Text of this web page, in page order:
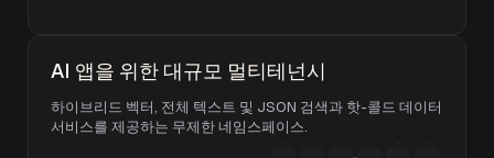
AI 앱을 위한 대규모 멀티테넌시
하이브리드 벡터, 전체 텍스트 및 JSON 검색과 핫-콜드 데이터
서비스를 제공하는 무제한 네임스페이스.